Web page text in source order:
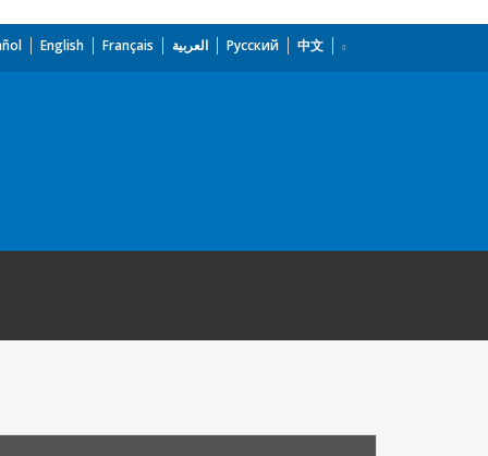
English Français العربية Русский 中文